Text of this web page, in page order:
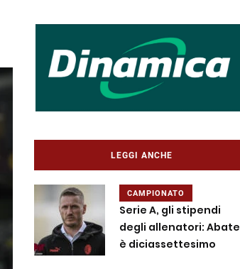
LEGGI ANCHE
CAMPIONATO
Serie A, gli stipendi
degli allenatori: Abate
è diciassettesimo